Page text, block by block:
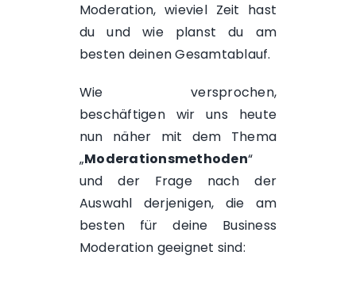
Moderation, wieviel Zeit hast
du und wie planst du am
besten deinenGesamtablauf.
Wie versprochen,
beschäftigen wir uns heute
nun näher mit dem Thema
„Moderationsmethoden“
und der Frage nach der
Auswahl derjenigen, die am
besten für deine Business
Moderation geeignet sind: